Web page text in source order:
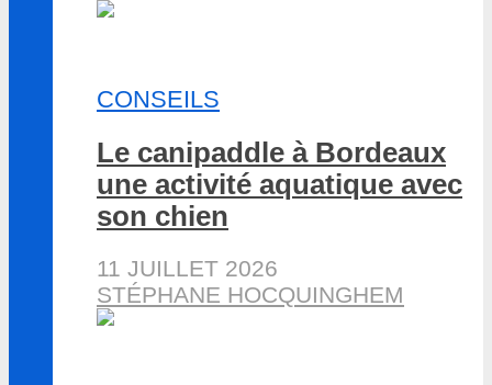
CONSEILS
Le canipaddle à Bordeaux
une activité aquatique avec
son chien
11 JUILLET 2026
STÉPHANE HOCQUINGHEM